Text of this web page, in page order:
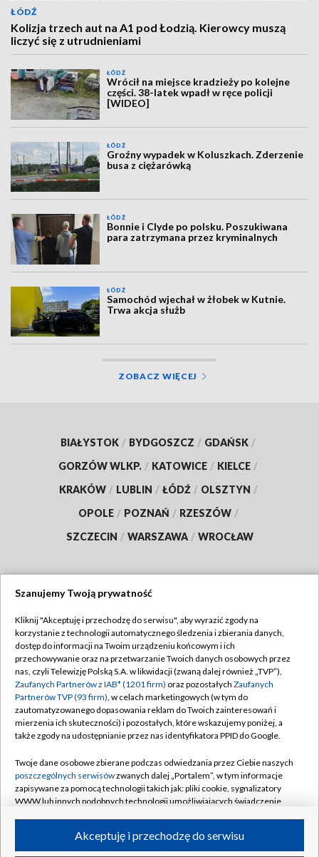
ŁÓDŹ
Kolizja trzech aut na A1 pod Łodzią. Kierowcy muszą
liczyć się z utrudnieniami
ŁÓDŹ
Wrócił na miejsce kradzieży po kolejne
części. 38-latek wpadł w ręce policji
[WIDEO]
ŁÓDŹ
Groźny wypadek w Koluszkach. Zderzenie
busa z ciężarówką
ŁÓDŹ
Bonnie i Clyde po polsku. Poszukiwana
para zatrzymana przez kryminalnych
ŁÓDŹ
Samochód wjechał w żłobek w Kutnie.
Trwa akcja służb
ZOBACZ WIĘCEJ
BIAŁYSTOK / BYDGOSZCZ / GDAŃSK /
GORZÓW WLKP. / KATOWICE / KIELCE /
KRAKÓW / LUBLIN / ŁÓDŹ / OLSZTYN /
OPOLE / POZNAŃ / RZESZÓW /
SZCZECIN / WARSZAWA / WROCŁAW
TVP
Abonament TVP
Emisja w TVP
Centrum informacji TVP
Naziemna Telewizja Cyfrowa
Rada Programowa
System NOS
Informacje o nadawcy
Program dla prasy
Regulamin TVP
Polityka prywatności
Moje zgody
Pomoc
Kontakt
Kanały
Szanujemy Twoją prywatność
Kliknij "Akceptuję i przechodzę do serwisu", aby wyrazić zgody na
korzystanie z technologii automatycznego śledzenia i zbierania danych,
dostęp do informacji na Twoim urządzeniu końcowym i ich
przechowywanie oraz na przetwarzanie Twoich danych osobowych przez
nas, czyli Telewizję Polską S.A. w likwidacji (zwaną dalej również „TVP”),
Zaufanych Partnerów z IAB* (1201 firm) oraz pozostałych Zaufanych
Partnerów TVP (93 firm), w celach marketingowych (w tym do
zautomatyzowanego dopasowania reklam do Twoich zainteresowań i
mierzenia ich skuteczności) i pozostałych, które wskazujemy poniżej, a
także zgody na udostępnianie przez nas identyfikatora PPID do Google.
Twoje dane osobowe zbierane podczas odwiedzania przez Ciebie naszych
poszczególnych serwisówzwanych dalej „Portalem”, w tym informacje
zapisywane za pomocą technologii takich jak: pliki cookie, sygnalizatory
WWW lub innych podobnych technologii umożliwiających świadczenie
ruchu w Internecie.Akceptuję i przechodzę do serwisu